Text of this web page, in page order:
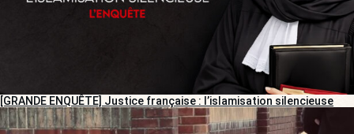
[GRANDE ENQUÊTE] Justice française : l’islamisation silencieuse